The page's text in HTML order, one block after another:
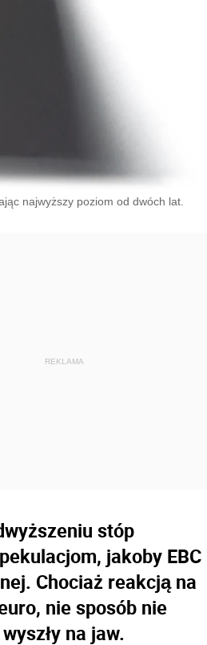
najwyższy poziom od dwóch lat.
stóp
jakoby EBC
Chociaż reakcją na
nie sposób nie
na jaw.